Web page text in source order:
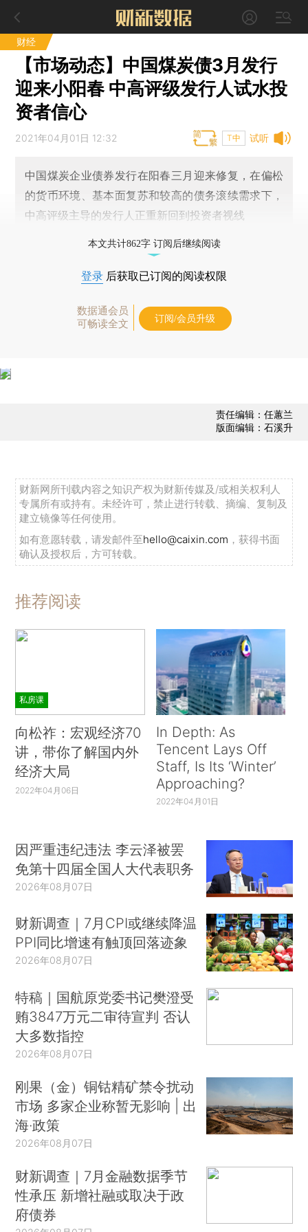
财经
【市场动态】中国煤炭债3月发行
迎来小阳春 中高评级发行人试水投
资者信心
试听
2021年04月01日 12:32 T中
中国煤炭企业债券发行在阳春三月迎来修复，在偏松
的货币环境、基本面复苏和较高的债务滚续需求下，
中高评级主导的发行人正重新回到投资者视线
本文共计862字 订阅后继续阅读
登录 后获取已订阅的阅读权限
数据通会员
可畅读全文
订阅/会员升级
责任编辑：任蕙兰
版面编辑：石溪升
财新网所刊载内容之知识产权为财新传媒及/或相关权利人
专属所有或持有。未经许可，禁止进行转载、摘编、复制及
建立镜像等任何使用。
如有意愿转载，请发邮件至hello@caixin.com ，获得书面
确认及授权后，方可转载。
推荐阅读
私房课
向松祚：宏观经济70
讲，带你了解国内外
经济大局
2022年04月06日
In Depth: As
Tencent Lays Off
Staff, Is Its ‘Winter’
Approaching?
2022年04月01日
因严重违纪违法 李云泽被罢
免第十四届全国人大代表职务
2026年08月07日
财新调查｜7月CPI或继续降温
PPI同比增速有触顶回落迹象
2026年08月07日
特稿｜国航原党委书记樊澄受
贿3847万元二审待宣判 否认
大多数指控
2026年08月07日
刚果（金）铜钴精矿禁令扰动
市场 多家企业称暂无影响 | 出
海·政策
2026年08月07日
财新调查｜7月金融数据季节
性承压 新增社融或取决于政
府债券